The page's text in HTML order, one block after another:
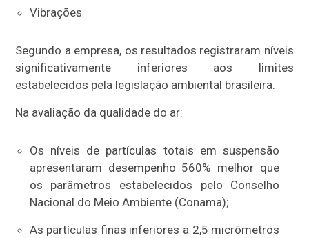
Vibrações
Segundo a empresa, os resultados registraram níveis
significativamente inferiores aos limites
estabelecidos pela legislação ambiental brasileira.
Na avaliação da qualidade do ar:
Os níveis de partículas totais em suspensão
apresentaram desempenho 560% melhor que
os parâmetros estabelecidos pelo Conselho
Nacional do Meio Ambiente (Conama);
As partículas finas inferiores a 2,5 micrômetros